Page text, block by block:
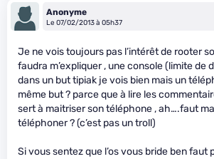
Anonyme
Le 07/02/2013 à 05h37
Je ne vois toujours pas l’intérêt de rooter
faudra m’expliquer , une console (limite de
dans un but tipiak je vois bien mais un
même but ? parce que à lire les
sert à maitriser son téléphone , ah….faut
téléphoner ? (c’est pas un troll)
Si vous sentez que l’os vous bride ben faut